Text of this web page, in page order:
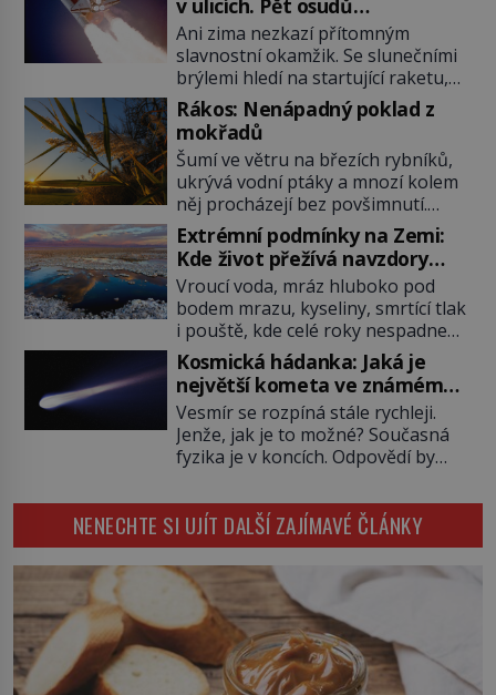
nejslavnějších raketoplánů
Ani zima nezkazí přítomným
slavnostní okamžik. Se slunečními
brýlemi hledí na startující raketu,
která má do vesmíru vynést kromě
posádky také obyčejnou učitelku.
Po několika sekundách všem
ztuhnou úsměvy, stroj totiž
exploduje. Jejich konstrukce není
z levného kraje, daňové poplatníky
stojí miliardy dolarů. Na druhou
stranu zvládnou jen představitelné
věci. Na malé kousky Název:
Columbia První […]
Rákos: Nenápadný poklad z
mokřadů
Šumí ve větru na březích rybníků,
ukrývá vodní ptáky a mnozí kolem
něj procházejí bez povšimnutí.
Přesto právě rákos pomáhal stavět
domy, vyrábět lodě, zapisovat první
texty a inspiroval řadu pověstí.
Tato skromná, ale užitečná
rostlina provází člověka už tisíce
let. Většina lidí vnímá rákos jen jako
obyčejnou kulisu letního koupání.
Stačí se však podívat […]
Extrémní podmínky na Zemi:
Kde život přežívá navzdory
všemu
Vroucí voda, mráz hluboko pod
bodem mrazu, kyseliny, smrtící tlak
i pouště, kde celé roky nespadne
jediná kapka deště. Na první
pohled místa, kde nemůže
existovat vůbec nic. Přesto právě
tady vědci objevují organismy,
které posouvají hranice života.
Každý nový nález mění naše
dokáže příroda a napovídá, kde
bychom jednou […]
Kosmická hádanka: Jaká je
největší kometa ve známém
vesmíru?
Vesmír se rozpíná stále rychleji.
Jenže, jak je to možné? Současná
fyzika je v koncích. Odpovědí by
energie. Právě na tu se zaměří
pozornost dvojice zkušených
astronomů. Namísto ní ale objeví
něco mnohem hmatatelnějšího.
Naprosto rekordní kometu!
Astronomové Pedro Bernardinelli a
Gary Bernstein mravenčí prací
zkoumají archivní snímky v rámci
Průzkumu temné energie […]
NENECHTE SI UJÍT DALŠÍ ZAJÍMAVÉ ČLÁNKY